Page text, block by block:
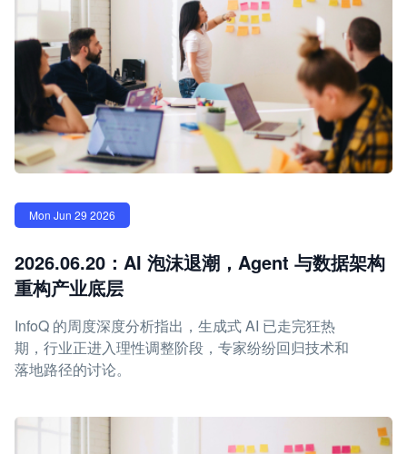
Mon Jun 29 2026
2026.06.20：AI 泡沫退潮，Agent 与数据架构
重构产业底层
InfoQ 的周度深度分析指出，生成式 AI 已走完狂热
期，行业正进入理性调整阶段，专家纷纷回归技术和
落地路径的讨论。